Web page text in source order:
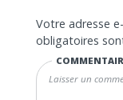
Votre adresse
obligatoires